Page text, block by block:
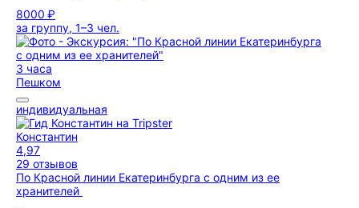
8000 ₽
за группу, 1–3 чел.
3 часа
Пешком
индивидуальная
Константин
4,97
29 отзывов
По Красной линии Екатеринбурга с одним из ее
хранителей